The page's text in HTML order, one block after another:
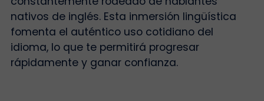
nativos de inglés. Esta inmersión lingüística
fomenta el auténtico uso cotidiano del
idioma, lo que te permitirá progresar
rápidamente y ganar confianza.